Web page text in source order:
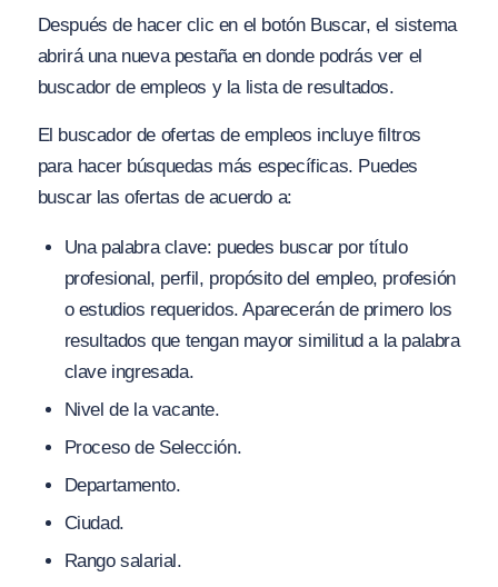
Después de hacer clic en el botón Buscar, el sistema
abrirá una nueva pestaña en donde podrás ver el
buscador de empleos y la lista de resultados.
El buscador de ofertas de empleos incluye filtros
para hacer búsquedas más específicas. Puedes
buscar las ofertas de acuerdo a:
Una palabra clave: puedes buscar por título
profesional, perfil, propósito del empleo, profesión
o estudios requeridos. Aparecerán de primero los
resultados que tengan mayor similitud a la palabra
clave ingresada.
Nivel de la vacante.
Proceso de Selección.
Departamento.
Ciudad.
Rango salarial.